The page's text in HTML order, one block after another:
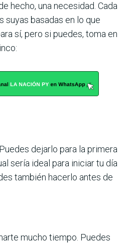
hecho, una necesidad. Cada
suyas basadas en lo que
sí, pero si puedes, toma en
dejarlo para la primera
sería ideal para iniciar tu día
también hacerlo antes de
mucho tiempo. Puedes